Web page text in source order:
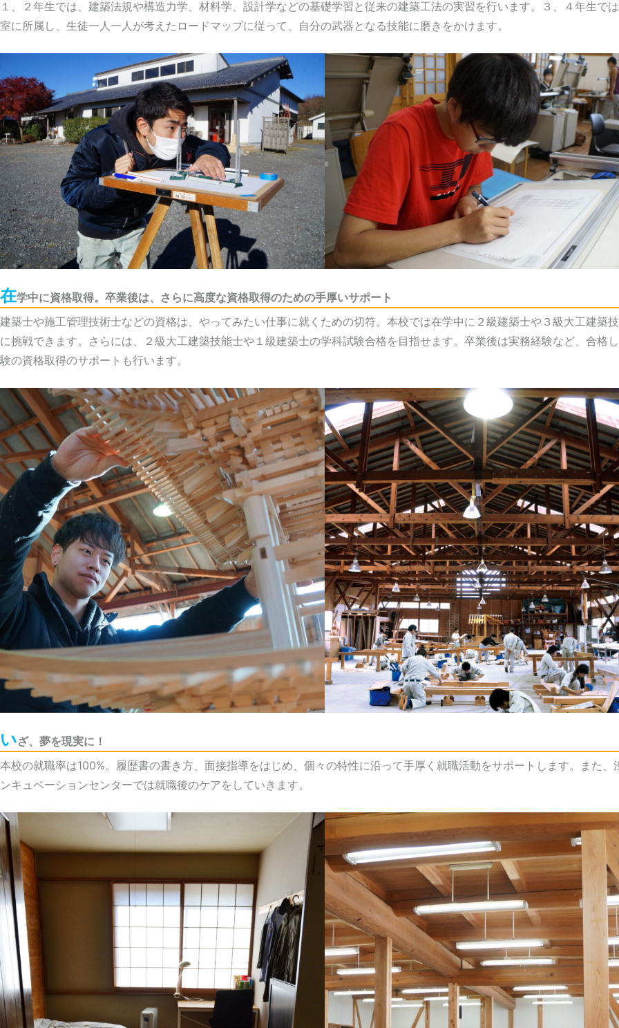
１、２年生では、建築法規や構造力学、材料学、設計学などの基礎学習と従来の建築工法の実習を行います。３、４年生で
室に所属し、生徒一人一人が考えたロードマップに従って、自分の武器となる技能に磨きをかけます。
在学中に資格取得。卒業後は、さらに高度な資格取得のための手厚いサポート
建築士や施工管理技術士などの資格は、やってみたい仕事に就くための切符。本校では在学中に２級建築士や３級大工建築
に挑戦できます。さらには、２級大工建築技能士や１級建築士の学科試験合格を目指せます。卒業後は実務経験など、合格
験の資格取得のサポートも行います。
いざ、夢を現実に！
本校の就職率は100%。履歴書の書き方、面接指導をはじめ、個々の特性に沿って手厚く就職活動をサポートします。また、
ンキュベーションセンターでは就職後のケアをしていきます。